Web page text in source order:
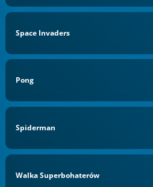
Space Invaders
Pong
Spiderman
Walka Superbohaterów